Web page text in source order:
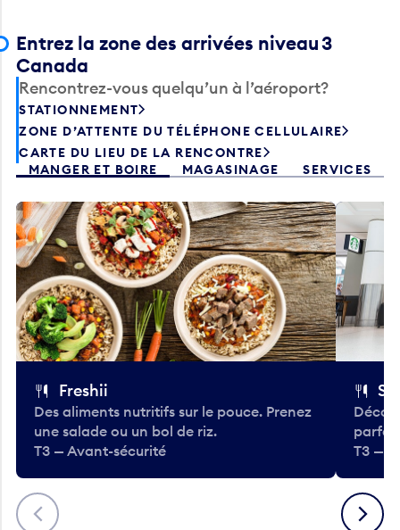
Entrez la zone des arrivées niveau 3
Canada
Rencontrez-vous quelqu’un à l’aéroport?
STATIONNEMENT
ZONE D’ATTENTE DU TÉLÉPHONE CELLULAIRE
CARTE DU LIEU DE LA RENCONTRE
MANGER ET BOIRE
MAGASINAGE SERVICES
Précédent
Freshii
Des aliments nutritifs sur le pouce. Prenez
une salade ou un bol de riz.
T3 — Avant-sécurité
T3 —
Suivant